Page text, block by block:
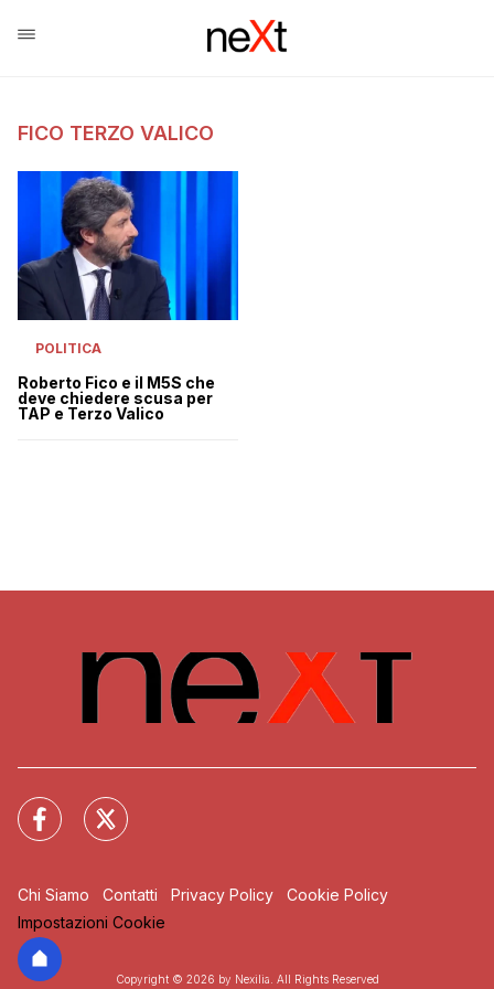
FICO TERZO VALICO
POLITICA
Roberto Fico e il M5S che
deve chiedere scusa per
TAP e Terzo Valico
Chi Siamo Contatti Privacy Policy
Cookie Policy
Impostazioni Cookie
Copyright © 2026 by Nexilia. All Rights Reserved